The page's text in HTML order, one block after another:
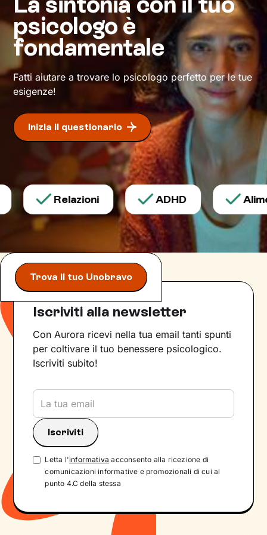
per il lavoro fatto? Il tanto desiderato
benessere
psicologo è
fondamentale
Fatti aiutare a trovare lo psicologo perfetto per le tue
esigenze!
Inizia il questionario
Relazioni ADHD
Trova il tuo Unobravo
Iscriviti alla newsletter
Con Aurora ricevi nella tua email tanti spunti
per coltivare il tuo benessere psicologico.
Iscriviti subito!
Letta l'informativa acconsento alla ricezione di
comunicazioni informative e promozionali di cui al
punto 4.C della stessa